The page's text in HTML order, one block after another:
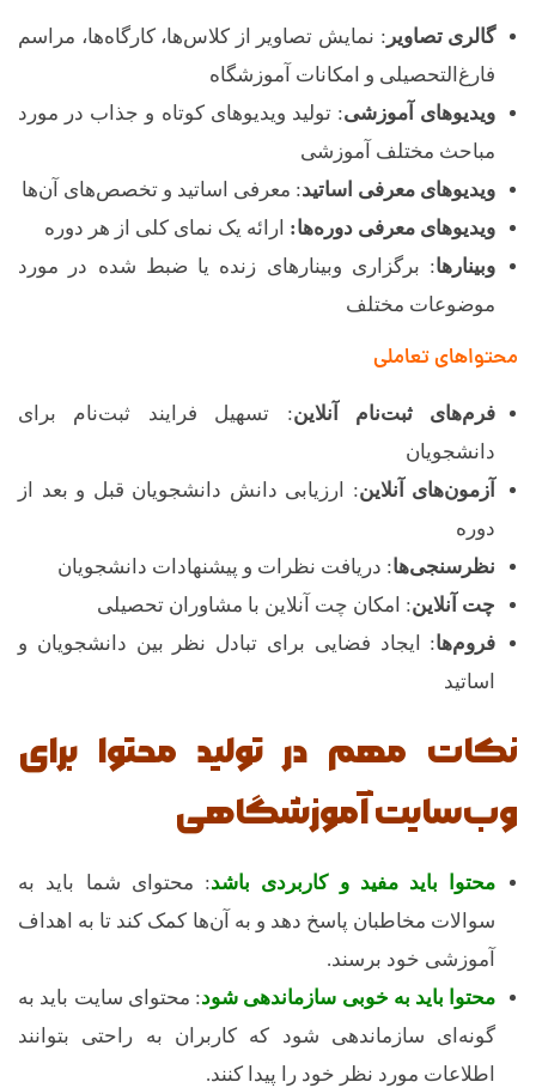
گالری تصاویر : نمایش تصاویر از کلاس‌ها، کارگاه‌ها، مراسم
فارغ‌التحصیلی و امکانات آموزشگاه
ویدیوهای آموزشی: تولید ویدیوهای کوتاه و جذاب در مورد
مباحث مختلف آموزشی
ویدیوهای معرفی اساتید: معرفی اساتید و تخصص‌های آن‌ها
ویدیوهای معرفی دوره‌ها: ارائه یک نمای کلی از هر دوره
وبینارها: برگزاری وبینارهای زنده یا ضبط شده در مورد
موضوعات مختلف
محتواهای تعاملی
فرم‌های ثبت‌نام آنلاین: تسهیل فرایند ثبت‌نام برای
دانشجویان
آزمون‌های آنلاین: ارزیابی دانش دانشجویان قبل و بعد از
دوره
نظرسنجی‌ها: دریافت نظرات و پیشنهادات دانشجویان
چت آنلاین: امکان چت آنلاین با مشاوران تحصیلی
فروم‌ها: ایجاد فضایی برای تبادل نظر بین دانشجویان و
اساتید
نکات مهم در تولید محتوا برای
وب‌سایت آموزشگاهی
محتوا باید مفید و کاربردی باشد: محتوای شما باید به
سوالات مخاطبان پاسخ دهد و به آن‌ها کمک کند تا به اهداف
آموزشی خود برسند.
محتوا باید به خوبی سازماندهی شود: محتوای سایت باید به
گونه‌ای سازماندهی شود که کاربران به راحتی بتوانند
اطلاعات مورد نظر خود را پیدا کنند.